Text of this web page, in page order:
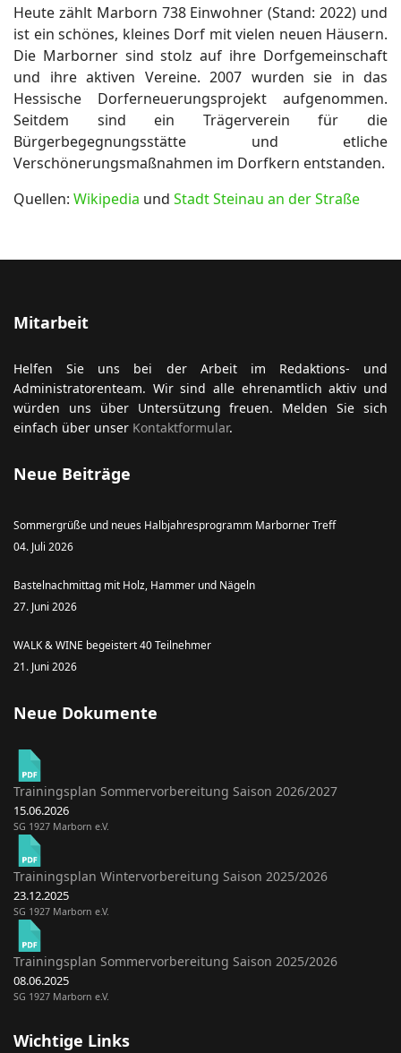
Heute zählt Marborn 738 Einwohner (Stand: 2022) und
ist ein schönes, kleines Dorf mit vielen neuen Häusern.
Die Marborner sind stolz auf ihre Dorfgemeinschaft
und ihre aktiven Vereine. 2007 wurden sie in das
Hessische Dorferneuerungsprojekt aufgenommen.
Seitdem sind ein Trägerverein für die
Bürgerbegegnungsstätte und etliche
Verschönerungsmaßnahmen im Dorfkern entstanden.
Quellen: Wikipedia und Stadt Steinau an der Straße
Mitarbeit
Helfen Sie uns bei der Arbeit im Redaktions- und
Administratorenteam. Wir sind alle ehrenamtlich aktiv und
würden uns über Untersützung freuen. Melden Sie sich
einfach über unser Kontaktformular.
Neue Beiträge
Sommergrüße und neues Halbjahresprogramm Marborner Treff
04. Juli 2026
Bastelnachmittag mit Holz, Hammer und Nägeln
27. Juni 2026
WALK & WINE begeistert 40 Teilnehmer
21. Juni 2026
Neue Dokumente
Trainingsplan Sommervorbereitung Saison 2026/2027
15.06.2026
SG 1927 Marborn e.V.
Trainingsplan Wintervorbereitung Saison 2025/2026
23.12.2025
SG 1927 Marborn e.V.
Trainingsplan Sommervorbereitung Saison 2025/2026
08.06.2025
SG 1927 Marborn e.V.
Wichtige Links